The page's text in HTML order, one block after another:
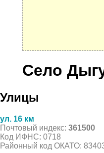
Село
Улицы
ул. 16 км
Почтовый индекс: 361500
Код ИФНС: 0718
Районный код ОКАТО: